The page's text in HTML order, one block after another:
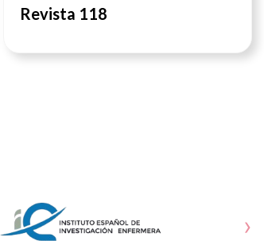
Revista 118
›